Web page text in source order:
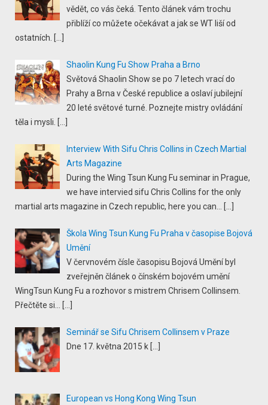
vědět, co vás čeká. Tento článek vám trochu
přiblíží co můžete očekávat a jak se WT liší od
ostatních.
Shaolin Kung Fu Show Praha a Brno
Světová Shaolin Show se po 7 letech vrací do
Prahy a Brna v České republice a oslaví jubilejní
20 leté světové turné. Poznejte mistry ovládání
těla i mysli.
Interview With Sifu Chris Collins in Czech Martial
Arts Magazine
During the Wing Tsun Kung Fu seminar in Prague,
we have intervied sifu Chris Collins for the only
martial arts magazine in Czech republic, here you can...
Škola Wing Tsun Kung Fu Praha v časopise Bojová
Umění
V červnovém čísle časopisu Bojová Umění byl
zveřejněn článek o čínském bojovém umění
WingTsun Kung Fu a rozhovor s mistrem Chrisem Collinsem.
Přečtěte si...
Seminář se Sifu Chrisem Collinsem v Praze
Dne 17. května 2015 k
European vs Hong Kong Wing Tsun